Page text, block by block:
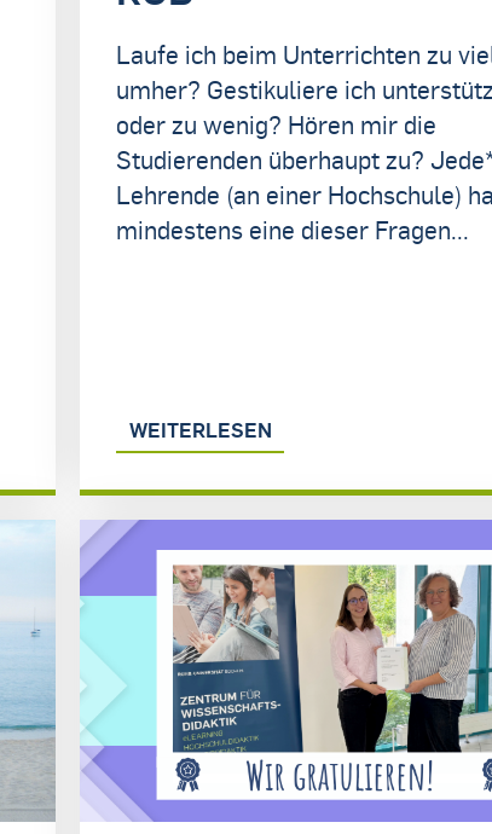
Laufe ich beim Unterrichten zu
umher? Gestikuliere ich
oder zu wenig? Hören mir die
Studierenden überhaupt zu?
Lehrende (an einer Hochschule)
mindestens eine dieser Fragen...
WEITERLESEN